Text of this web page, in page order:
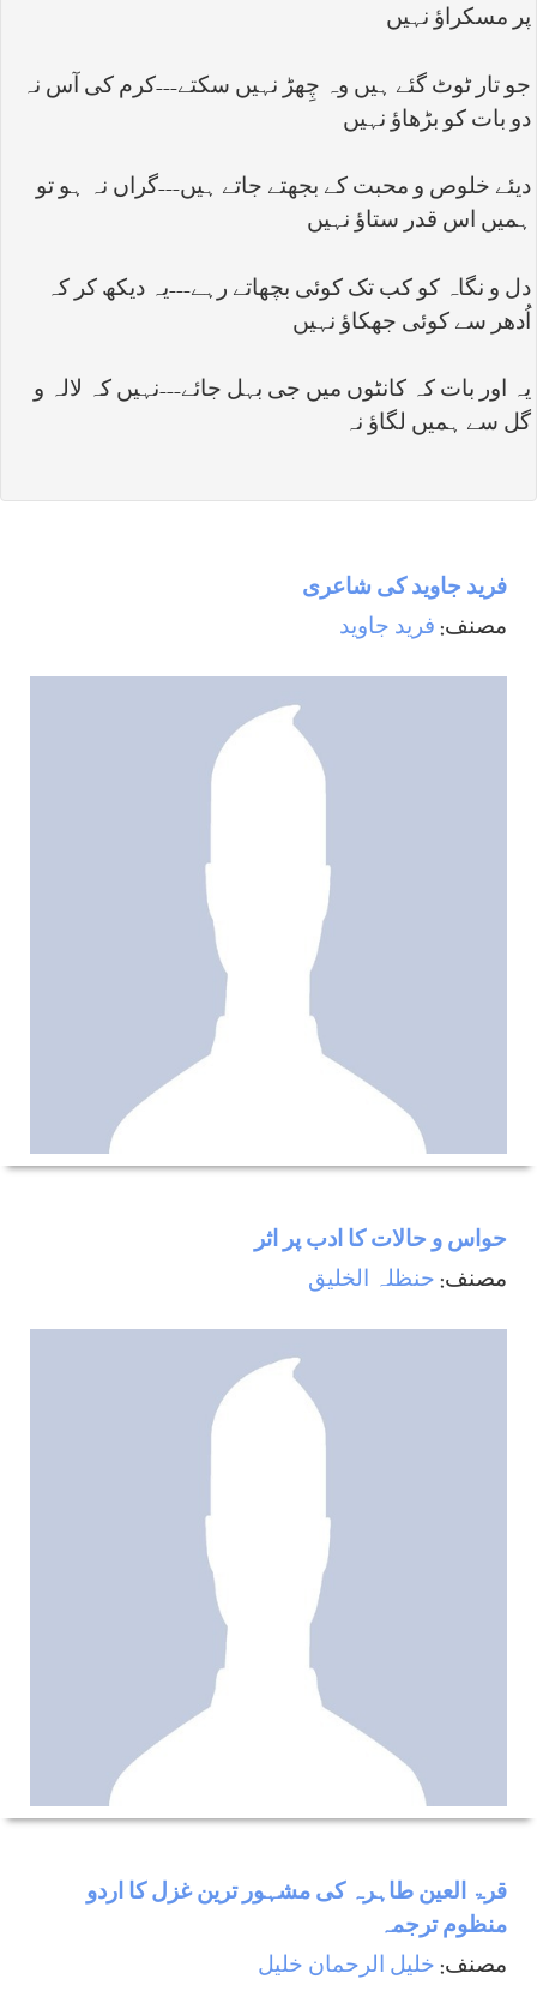
پر مسکراؤ نہیں
جو تار ٹوٹ گئے ہیں وہ چِھڑ نہیں سکتے---کرم کی آس نہ
دو بات کو بڑھاؤ نہیں
دیئے خلوص و محبت کے بجھتے جاتے ہیں---گراں نہ ہو تو
ہمیں اس قدر ستاؤ نہیں
دل و نگاہ کو کب تک کوئی بچھاتے رہے---یہ دیکھ کر کہ
اُدھر سے کوئی جھکاؤ نہیں
یہ اور بات کہ کانٹوں میں جی بہل جائے---نہیں کہ لالہ و
گل سے ہمیں لگاؤ نہ
فريد جاويد كی شاعری
مصنف: فريد جاويد
حواس و حالات كا ادب پر اثر
مصنف: حنظلہ الخلیق
قرۃ العین طاہرہ کی مشہور ترین غزل کا اردو
منظوم ترجمہ
مصنف: خليل الرحمان خليل